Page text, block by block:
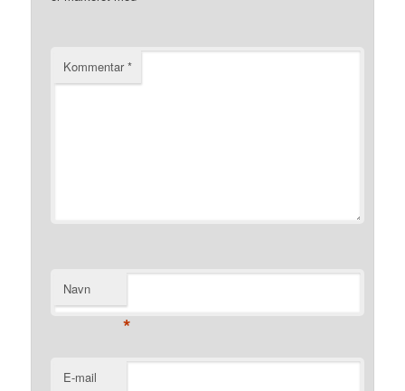
Kommentar*
Navn
*
E-mail